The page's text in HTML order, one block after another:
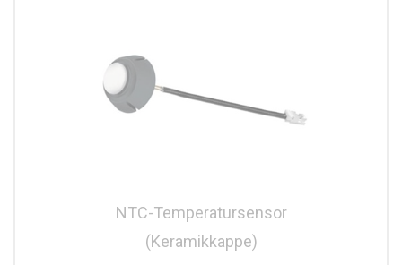
NTC-Temperatursensor
(Keramikkappe)